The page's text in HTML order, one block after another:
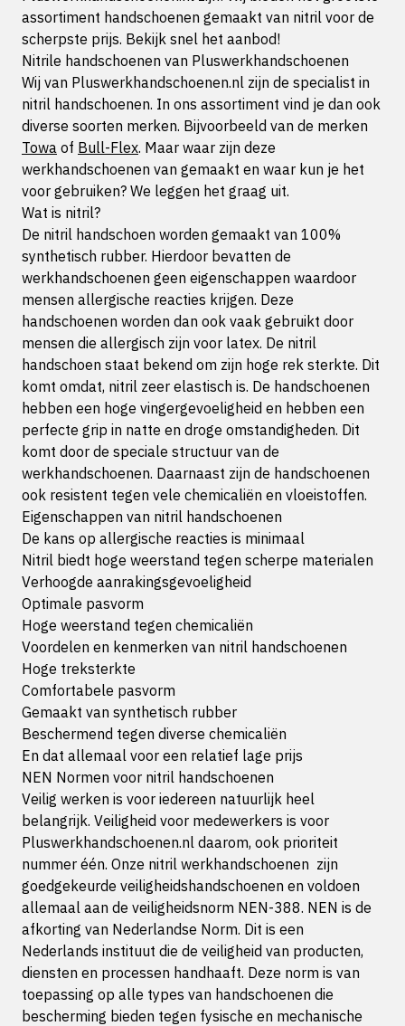
assortiment handschoenen gemaakt van nitril voor de
scherpste prijs. Bekijk snel het aanbod!
Nitrile handschoenen van Pluswerkhandschoenen
Wij van Pluswerkhandschoenen.nl zijn de specialist in
nitril handschoenen. In ons assortiment vind je dan ook
diverse soorten merken. Bijvoorbeeld van de merken
Towa of Bull-Flex. Maar waar zijn deze
werkhandschoenen van gemaakt en waar kun je het
voor gebruiken? We leggen het graag uit.
Wat is nitril?
De nitril handschoen worden gemaakt van 100%
synthetisch rubber. Hierdoor bevatten de
werkhandschoenen geen eigenschappen waardoor
mensen allergische reacties krijgen. Deze
handschoenen worden dan ook vaak gebruikt door
mensen die allergisch zijn voor latex. De nitril
handschoen staat bekend om zijn hoge rek sterkte. Dit
komt omdat, nitril zeer elastisch is. De handschoenen
hebben een hoge vingergevoeligheid en hebben een
perfecte grip in natte en droge omstandigheden. Dit
komt door de speciale structuur van de
werkhandschoenen. Daarnaast zijn de handschoenen
ook resistent tegen vele chemicaliën en vloeistoffen.
Eigenschappen van nitril handschoenen
De kans op allergische reacties is minimaal
Nitril biedt hoge weerstand tegen scherpe materialen
Verhoogde aanrakingsgevoeligheid
Optimale pasvorm
Hoge weerstand tegen chemicaliën
Voordelen en kenmerken van nitril handschoenen
Hoge treksterkte
Comfortabele pasvorm
Gemaakt van synthetisch rubber
Beschermend tegen diverse chemicaliën
En dat allemaal voor een relatief lage prijs
NEN Normen voor nitril handschoenen
Veilig werken is voor iedereen natuurlijk heel
belangrijk. Veiligheid voor medewerkers is voor
Pluswerkhandschoenen.nl daarom, ook prioriteit
nummer één. Onze nitril werkhandschoenen zijn
goedgekeurde veiligheidshandschoenen en voldoen
allemaal aan de veiligheidsnorm NEN-388. NEN is de
afkorting van Nederlandse Norm. Dit is een
Nederlands instituut die de veiligheid van producten,
diensten en processen handhaaft. Deze norm is van
toepassing op alle types van handschoenen die
bescherming bieden tegen fysische en mechanische